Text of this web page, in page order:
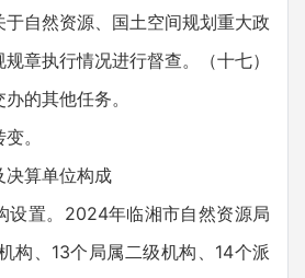
自然资源、国土空间规划重大政
章执行情况进行督查。（十七）
的其他任务。
。
算单位构成
置。2024年临湘市自然资源局
构、13个局属二级机构、14个派